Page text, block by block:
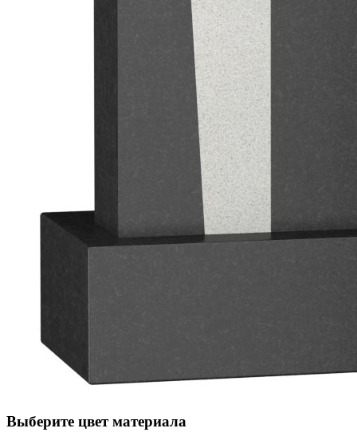
Выберите цвет материала